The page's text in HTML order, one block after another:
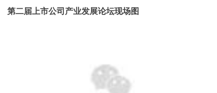
第二届上市公司产业发展论坛现场图